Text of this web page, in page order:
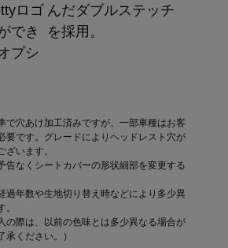
ロゴ
でき
プシ
んだダブルステッチ
を採用。
で穴あけ加工済みですが、一部車種はお客
要です。グレードによりヘッドレスト穴が
ざいます。
告なくシートカバーの形状細部を変更する
過年数や生地切り替え時などにより多少異
の際は、以前の色味とは多少異なる場合が
承ください。）